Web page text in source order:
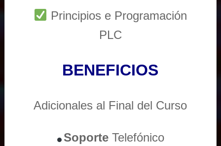
Principios e Programación
PLC
BENEFICIOS
Adicionales al Final del Curso
Soporte Telefónico